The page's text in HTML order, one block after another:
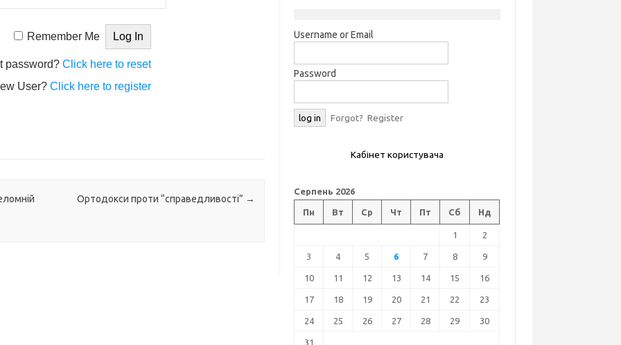
Remember Me
password? Click here to reset
User? Click here to register
Ортодокси проти “справедливості” →
Username or Email
Password
Forgot? Register
Кабінет користувача
Серпень 2026
Пн Вт Ср Чт Пт Сб Нд
1 2
3 4 5 6 7 8 9
10 11 12 13 14 15 16
17 18 19 20 21 22 23
24 25 26 27 28 29 30
31